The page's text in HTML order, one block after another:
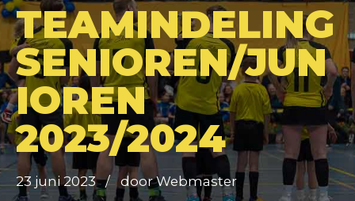
TEAMINDELING
SENIOREN/JUN
IOREN
2023/2024
23 juni 2023 door Webmaster